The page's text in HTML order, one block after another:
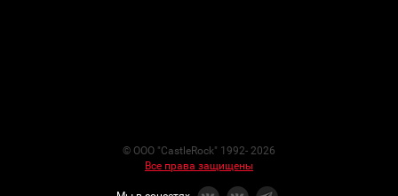
© ООО "CastleRock" 1992- 2026
Все права защищены